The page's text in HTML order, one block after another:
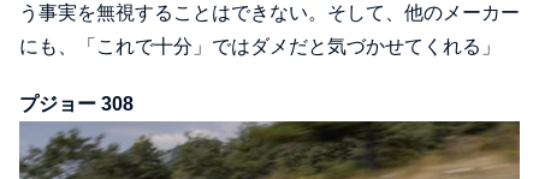
う事実を無視することはできない。そして、他のメーカー
にも、「これで十分」ではダメだと気づかせてくれる」
プジョー 308